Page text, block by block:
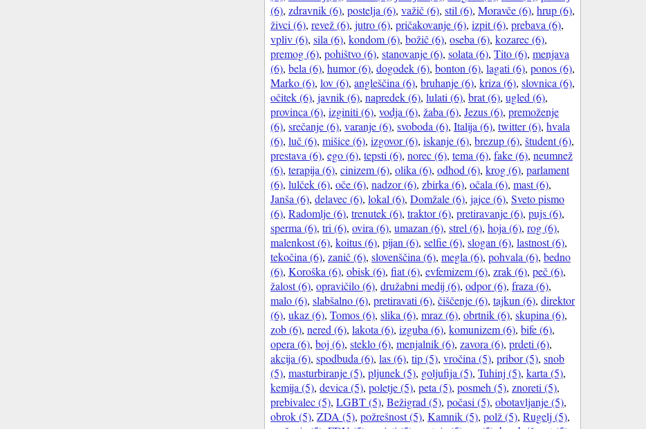
(6), zdravnik (6), postelja (6), važič (6), stil (6), Moravče (6), hrup (6),
živci (6), revež (6), jutro (6), pričakovanje (6), izpit (6), prebava (6),
vpliv (6), sila (6), kondom (6), božič (6), oseba (6), kozarec (6),
premog (6), pohištvo (6), stanovanje (6), solata (6), Tito (6), menjava
(6), bela (6), humor (6), dogodek (6), bonton (6), lagati (6), ponos (6),
Marko (6), lov (6), angleščina (6), bruhanje (6), kriza (6), slovnica (6),
očitek (6), javnik (6), napredek (6), lulati (6), brat (6), ugled (6),
provinca (6), izginiti (6), vodja (6), žaba (6), Jezus (6), premoženje
(6), srečanje (6), varanje (6), svoboda (6), Italija (6), twitter (6), hvala
(6), luč (6), mišice (6), izgovor (6), iskanje (6), brezup (6), študent (6),
prestava (6), ego (6), tepsti (6), norec (6), tema (6), fake (6), neumnež
(6), terapija (6), cinizem (6), olika (6), odhod (6), krog (6), parlament
(6), lulček (6), oče (6), nadzor (6), zbirka (6), očala (6), mast (6),
Janša (6), delavec (6), lokal (6), Domžale (6), jajce (6), Sveto pismo
(6), Radomlje (6), trenutek (6), traktor (6), pretiravanje (6), pujs (6),
sperma (6), tri (6), ovira (6), umazan (6), strel (6), hoja (6), rog (6),
malenkost (6), koitus (6), pijan (6), selfie (6), slogan (6), lastnost (6),
tekočina (6), zanič (6), slovenščina (6), megla (6), pohvala (6), bedno
(6), Koroška (6), obisk (6), fiat (6), evfemizem (6), zrak (6), peč (6),
žalost (6), opravičilo (6), družabni medij (6), odpor (6), fraza (6),
malo (6), slabšalno (6), pretiravati (6), čiščenje (6), tajkun (6), direktor
(6), ukaz (6), Tomos (6), slika (6), mraz (6), obrtnik (6), skupina (6),
zob (6), nered (6), lakota (6), izguba (6), komunizem (6), bife (6),
opera (6), boj (6), steklo (6), menjalnik (6), zavora (6), prdeti (6),
akcija (6), spodbuda (6), las (6), tip (5), vročina (5), pribor (5), snob
(5), masturbiranje (5), pljunek (5), goljufija (5), Tuhinj (5), karta (5),
kemija (5), devica (5), poletje (5), peta (5), posmeh (5), znoreti (5),
prebivalec (5), LGBT (5), Bežigrad (5), počasi (5), obotavljanje (5),
obrok (5), ZDA (5), požrešnost (5), Kamnik (5), polž (5), Rugelj (5),